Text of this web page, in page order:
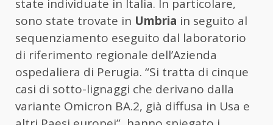
state individuate in Italia. In particolare,
sono state trovate in Umbria in seguito al
sequenziamento eseguito dal laboratorio
di riferimento regionale dell’Azienda
ospedaliera di Perugia. “Si tratta di cinque
casi di sotto-lignaggi che derivano dalla
variante Omicron BA.2, già diffusa in Usa e